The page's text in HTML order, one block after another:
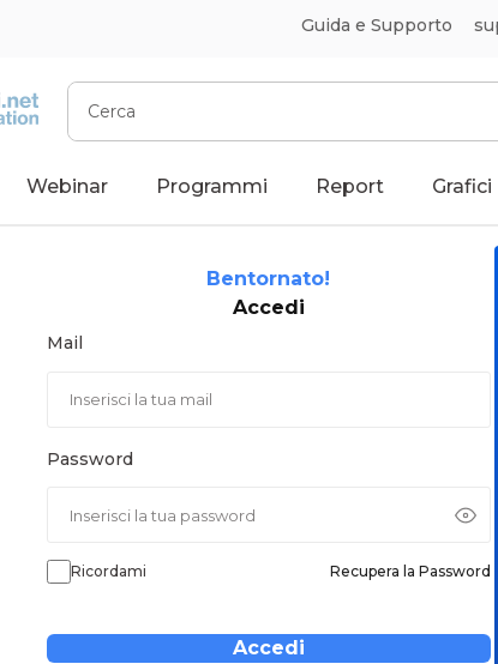
Guida e Supporto
Cerca
Webinar Programmi Report Grafici
Bentornato!
Accedi
Mail
Password
Ricordami Recupera la Password
Accedi